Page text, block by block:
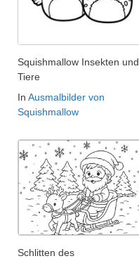
Squishmallow Insekten und
Tiere
In Ausmalbilder von
Squishmallow
Schlitten des